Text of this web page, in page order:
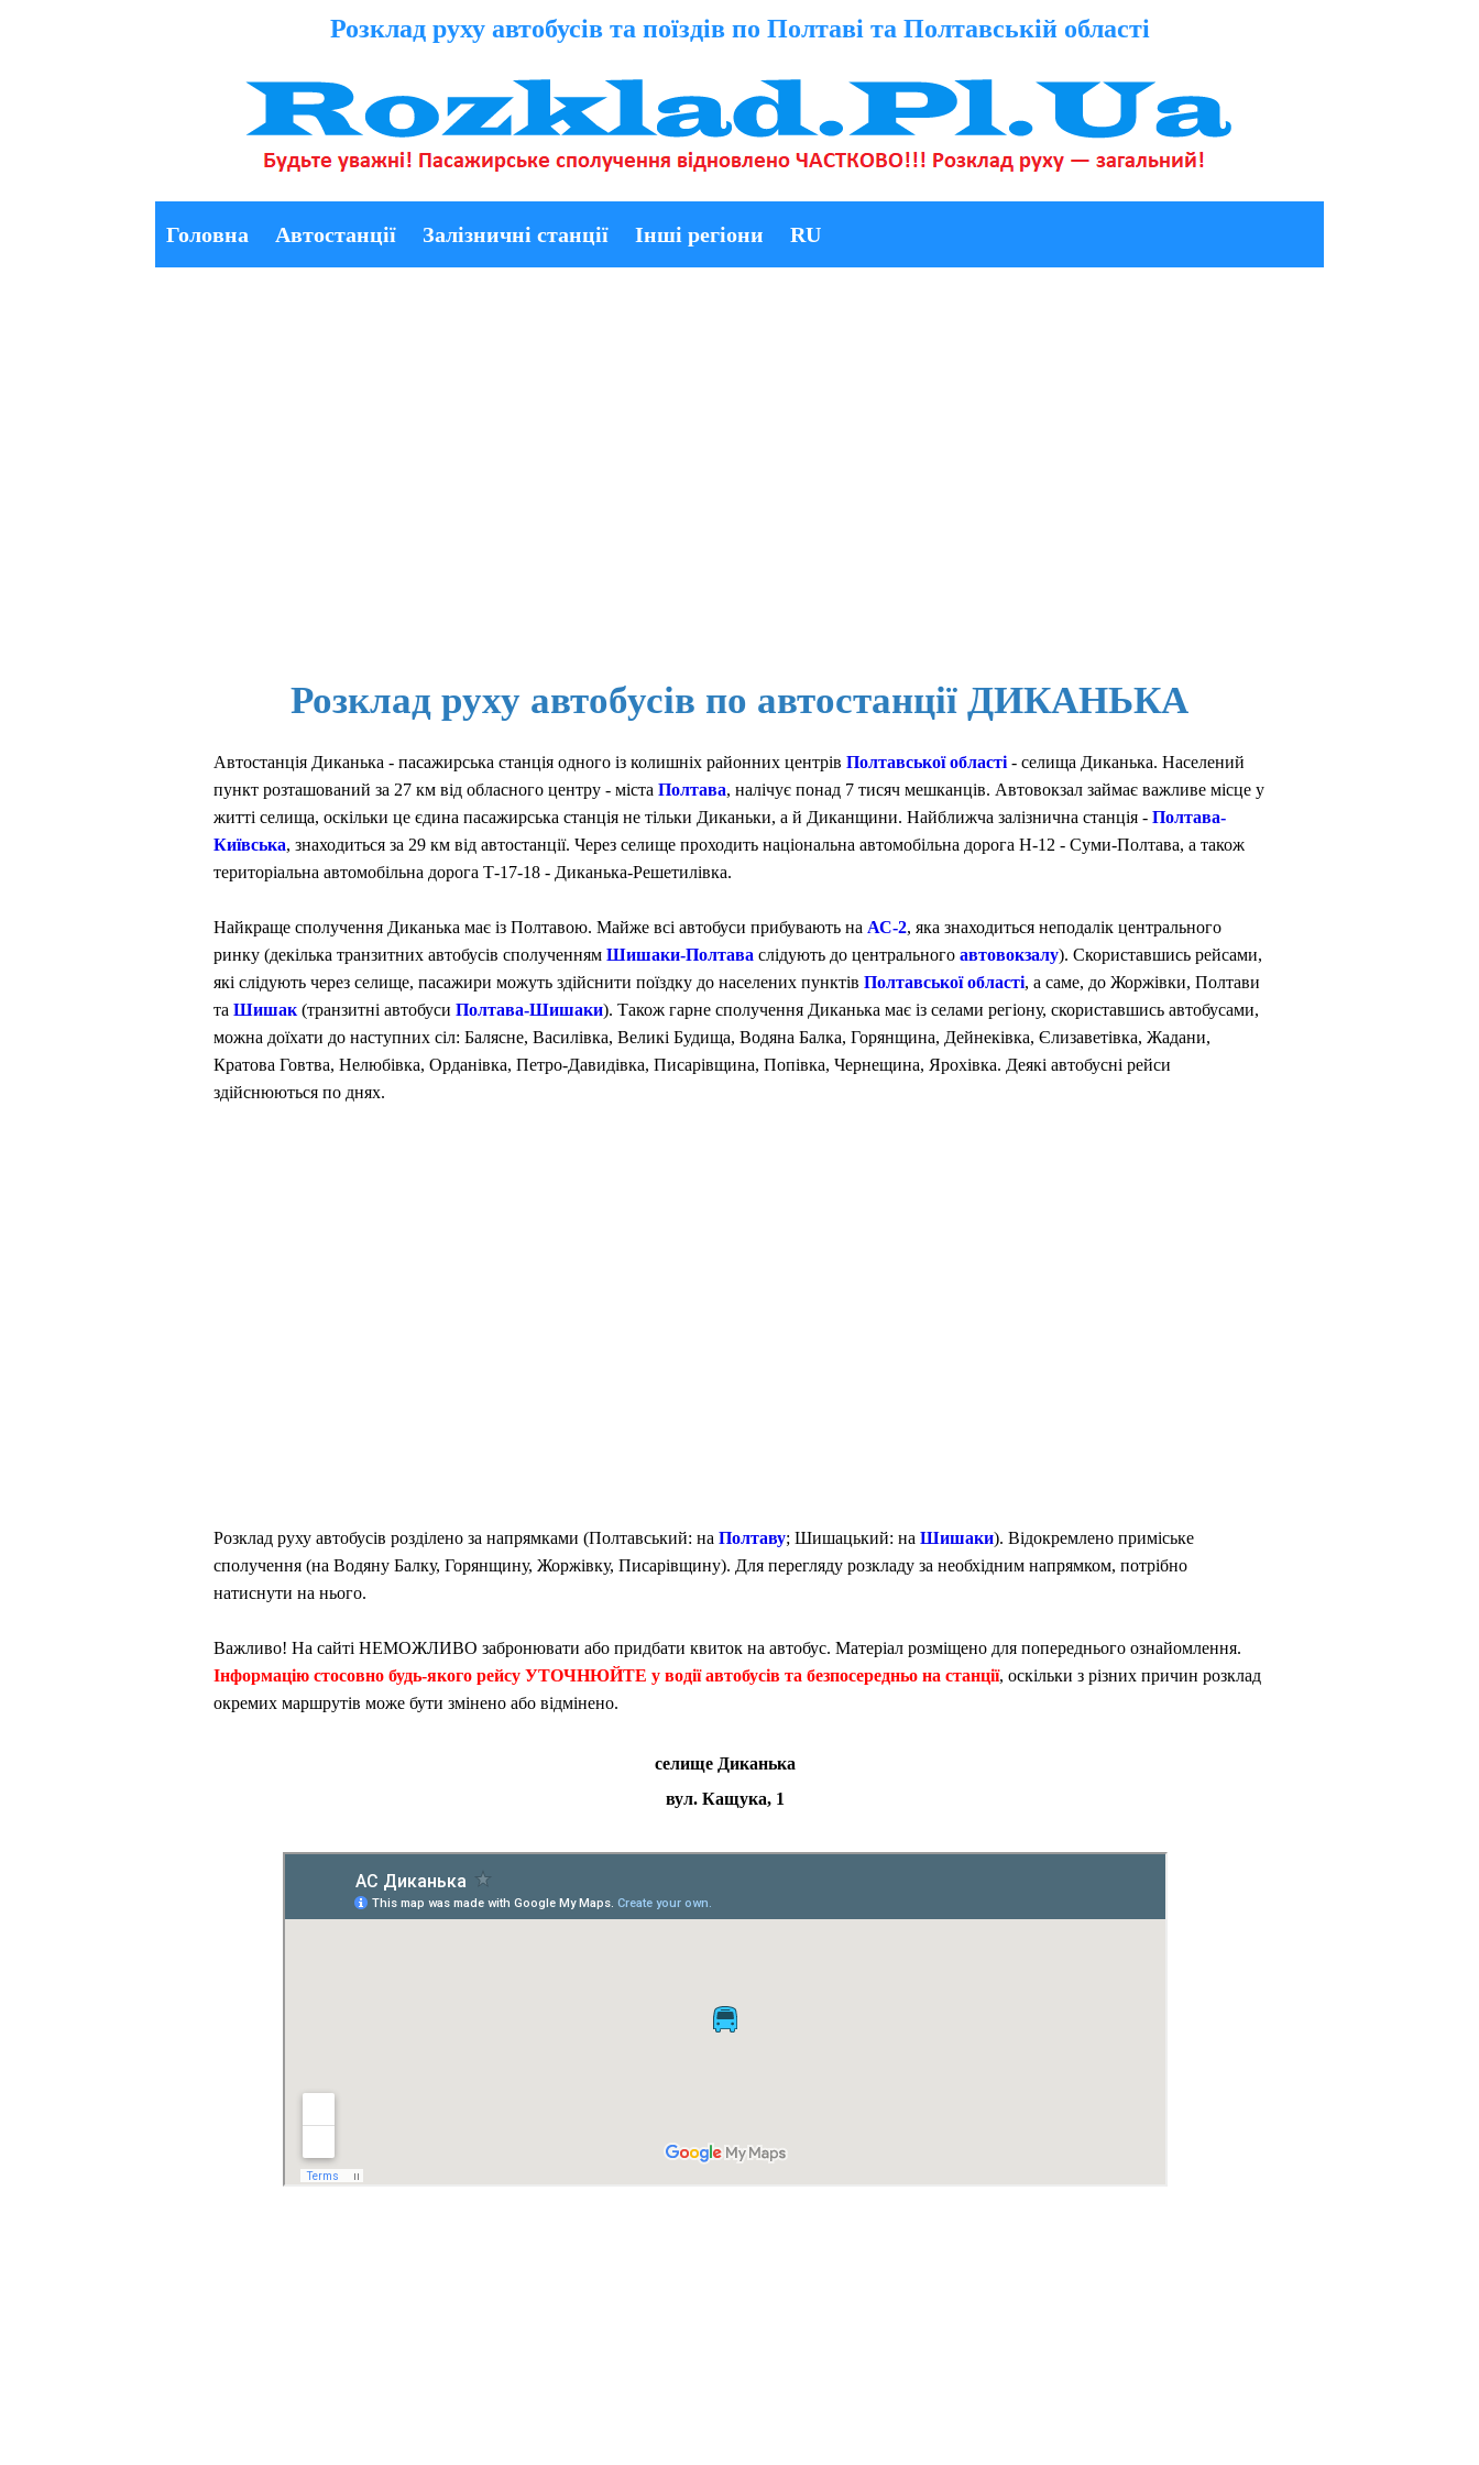
Розклад руху автобусів та поїздів по Полтаві та Полтавській області
Головна Автостанції Залізничні станції Інші регіони RU
Розклад руху автобусів по автостанції ДИКАНЬКА
Автостанція Диканька - пасажирська станція одного із колишніх районних центрів Полтавської області- селища Диканька. Населений
пункт розташований за 27 км від обласного центру - міста Полтава, налічує понад 7 тисяч мешканців. Автовокзал займає важливе місце у
житті селища, оскільки це єдина пасажирська станція не тільки Диканьки, а й Диканщини. Найближча залізнична станція - Полтава-
Київська, знаходиться за 29 км від автостанції. Через селище проходить національна автомобільна дорога Н-12 - Суми-Полтава, а також
територіальна автомобільна дорога Т-17-18 - Диканька-Решетилівка.
Найкраще сполучення Диканька має із Полтавою. Майже всі автобуси прибувають на АС-2, яка знаходиться неподалік центрального
ринку (декілька транзитних автобусів сполученням Шишаки-Полтаваслідують до центрального автовокзалу). Скориставшись рейсами,
які слідують через селище, пасажири можуть здійснити поїздку до населених пунктів Полтавської області, а саме, до Жоржівки, Полтави
та Шишак(транзитні автобуси Полтава-Шишаки). Також гарне сполучення Диканька має із селами регіону, скориставшись автобусами,
можна доїхати до наступних сіл: Балясне, Василівка, Великі Будища, Водяна Балка, Горянщина, Дейнеківка, Єлизаветівка, Жадани,
Кратова Говтва, Нелюбівка, Орданівка, Петро-Давидівка, Писарівщина, Попівка, Чернещина, Ярохівка. Деякі автобусні рейси
здійснюються по днях.
Розклад руху автобусів розділено за напрямками (Полтавський: на Полтаву; Шишацький: на Шишаки). Відокремлено приміське
сполучення (на Водяну Балку, Горянщину, Жоржівку, Писарівщину). Для перегляду розкладу за необхідним напрямком, потрібно
натиснути на нього.
Важливо! На сайті НЕМОЖЛИВО забронювати або придбати квиток на автобус. Матеріал розміщено для попереднього ознайомлення.
Інформацію стосовно будь-якого рейсу УТОЧНЮЙТЕ у водії автобусів та безпосередньо на станції, оскільки з різних причин розклад
окремих маршрутів може бути змінено або відмінено.
селище Диканька
вул. Кащука, 1